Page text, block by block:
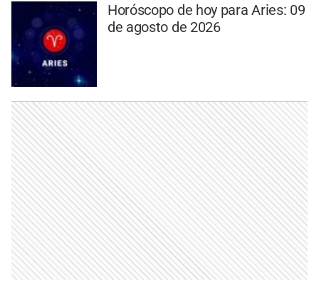
Horóscopo de hoy para Aries: 09
de agosto de 2026